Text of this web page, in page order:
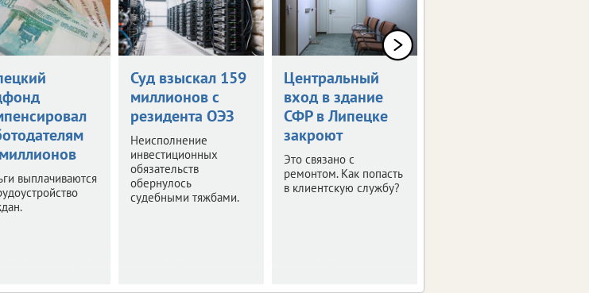
выплачиваются
Суд взыскал 159
миллионов с
резидента ОЭЗ
Неисполнение
инвестиционных
обязательств
обернулось
судебными тяжбами.
Центральный
вход в здание
СФР в Липецке
закроют
Это связано с
ремонтом. Как попасть
в клиентскую службу?